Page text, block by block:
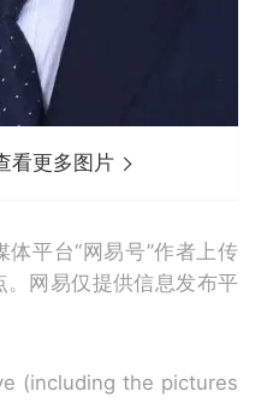
看更多图片
平台“网易号”作者上传
网易仅提供信息发布平
(including the pictures